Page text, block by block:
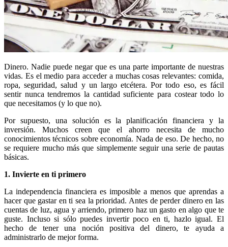
Dinero. Nadie puede negar que es una parte importante de nuestras
vidas. Es el medio para acceder a muchas cosas relevantes: comida,
ropa, seguridad, salud y un largo etcétera. Por todo eso, es fácil
sentir nunca tendremos la cantidad suficiente para costear todo lo
que necesitamos (y lo que no).
Por supuesto, una solución es la planificación financiera y la
inversión. Muchos creen que el ahorro necesita de mucho
conocimientos técnicos sobre economía. Nada de eso. De hecho, no
se requiere mucho más que simplemente seguir una serie de pautas
básicas.
1. Invierte en ti primero
La independencia financiera es imposible a menos que aprendas a
hacer que gastar en ti sea la prioridad. Antes de perder dinero en las
cuentas de luz, agua y arriendo, primero haz un gasto en algo que te
guste. Incluso si sólo puedes invertir poco en ti, hazlo igual. El
hecho de tener una noción positiva del dinero, te ayuda a
administrarlo de mejor forma.